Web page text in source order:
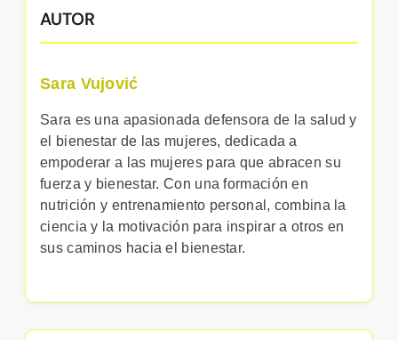
AUTOR
Sara Vujović
Sara es una apasionada defensora de la salud y
el bienestar de las mujeres, dedicada a
empoderar a las mujeres para que abracen su
fuerza y bienestar. Con una formación en
nutrición y entrenamiento personal, combina la
ciencia y la motivación para inspirar a otros en
sus caminos hacia el bienestar.